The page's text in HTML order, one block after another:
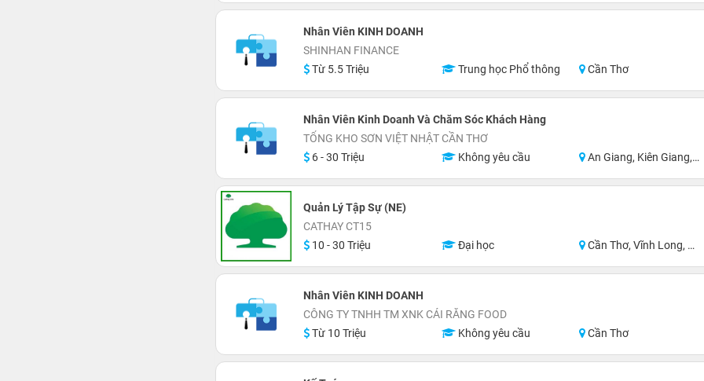
Nhân Viên KINH DOANH
SHINHAN FINANCE
Từ 5.5 Triệu
Trung học Phổ thông Cần Thơ
Nhân Viên Kinh Doanh Và Chăm Sóc Khách Hàng
TỔNG KHO SƠN VIỆT NHẬT CẦN THƠ
6 - 30 Triệu
Không yêu cầu An Giang, Kiên Giang, Hậu Giang, Sóc Trăng, Bạc Liêu, Cà Mau
Quản Lý Tập Sự (NE)
CATHAY CT15
10 - 30 Triệu
Đại học Cần Thơ, Vĩnh Long, An Giang, Hậu Giang, Hồ Chí Minh
Nhân Viên KINH DOANH
CÔNG TY TNHH TM XNK CÁI RĂNG FOOD
Từ 10 Triệu
Không yêu cầu Cần Thơ